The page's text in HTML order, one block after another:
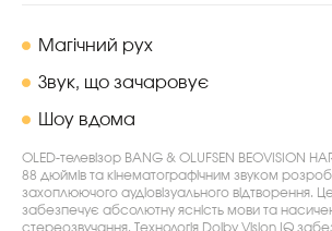
Магічний рух
Звук, що зачаровує
Шоу вдома
OLED-телевізор BANG & OLUFSEN BEOVISION
88 дюймів та кінематографічним звуком
захоплюючого аудіовізуального відтворення.
забезпечує абсолютну ясність мови та
стереозвучання. Технологія Dolby Vision IQ